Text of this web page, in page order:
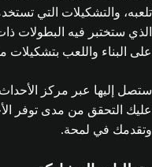
تلعبه، والتشكيلات التي
الذي ستختبر فيه البطولات
على البناء واللعب بتشكيلات
ستصل إليها عبر مركز
عليك التحقق من مدى توفر
وتقدمك في لمحة.